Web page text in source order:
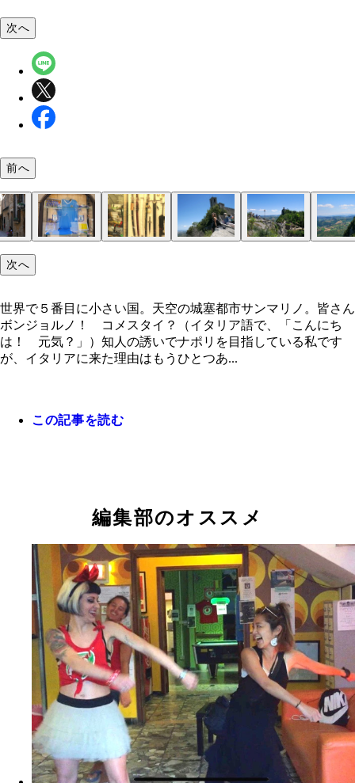
チョ」。イケメン選手多っ！
ーギリア ロックを思い出した
次へ
前へ
次へ
世界で５番目に小さい国。天空の城塞都市サンマリノ。皆さん
ボンジョルノ！ コメスタイ？（イタリア語で、「こんにち
は！ 元気？」）知人の誘いでナポリを目指している私です
が、イタリアに来た理由はもうひとつあ...
この記事を読む
編集部のオススメ